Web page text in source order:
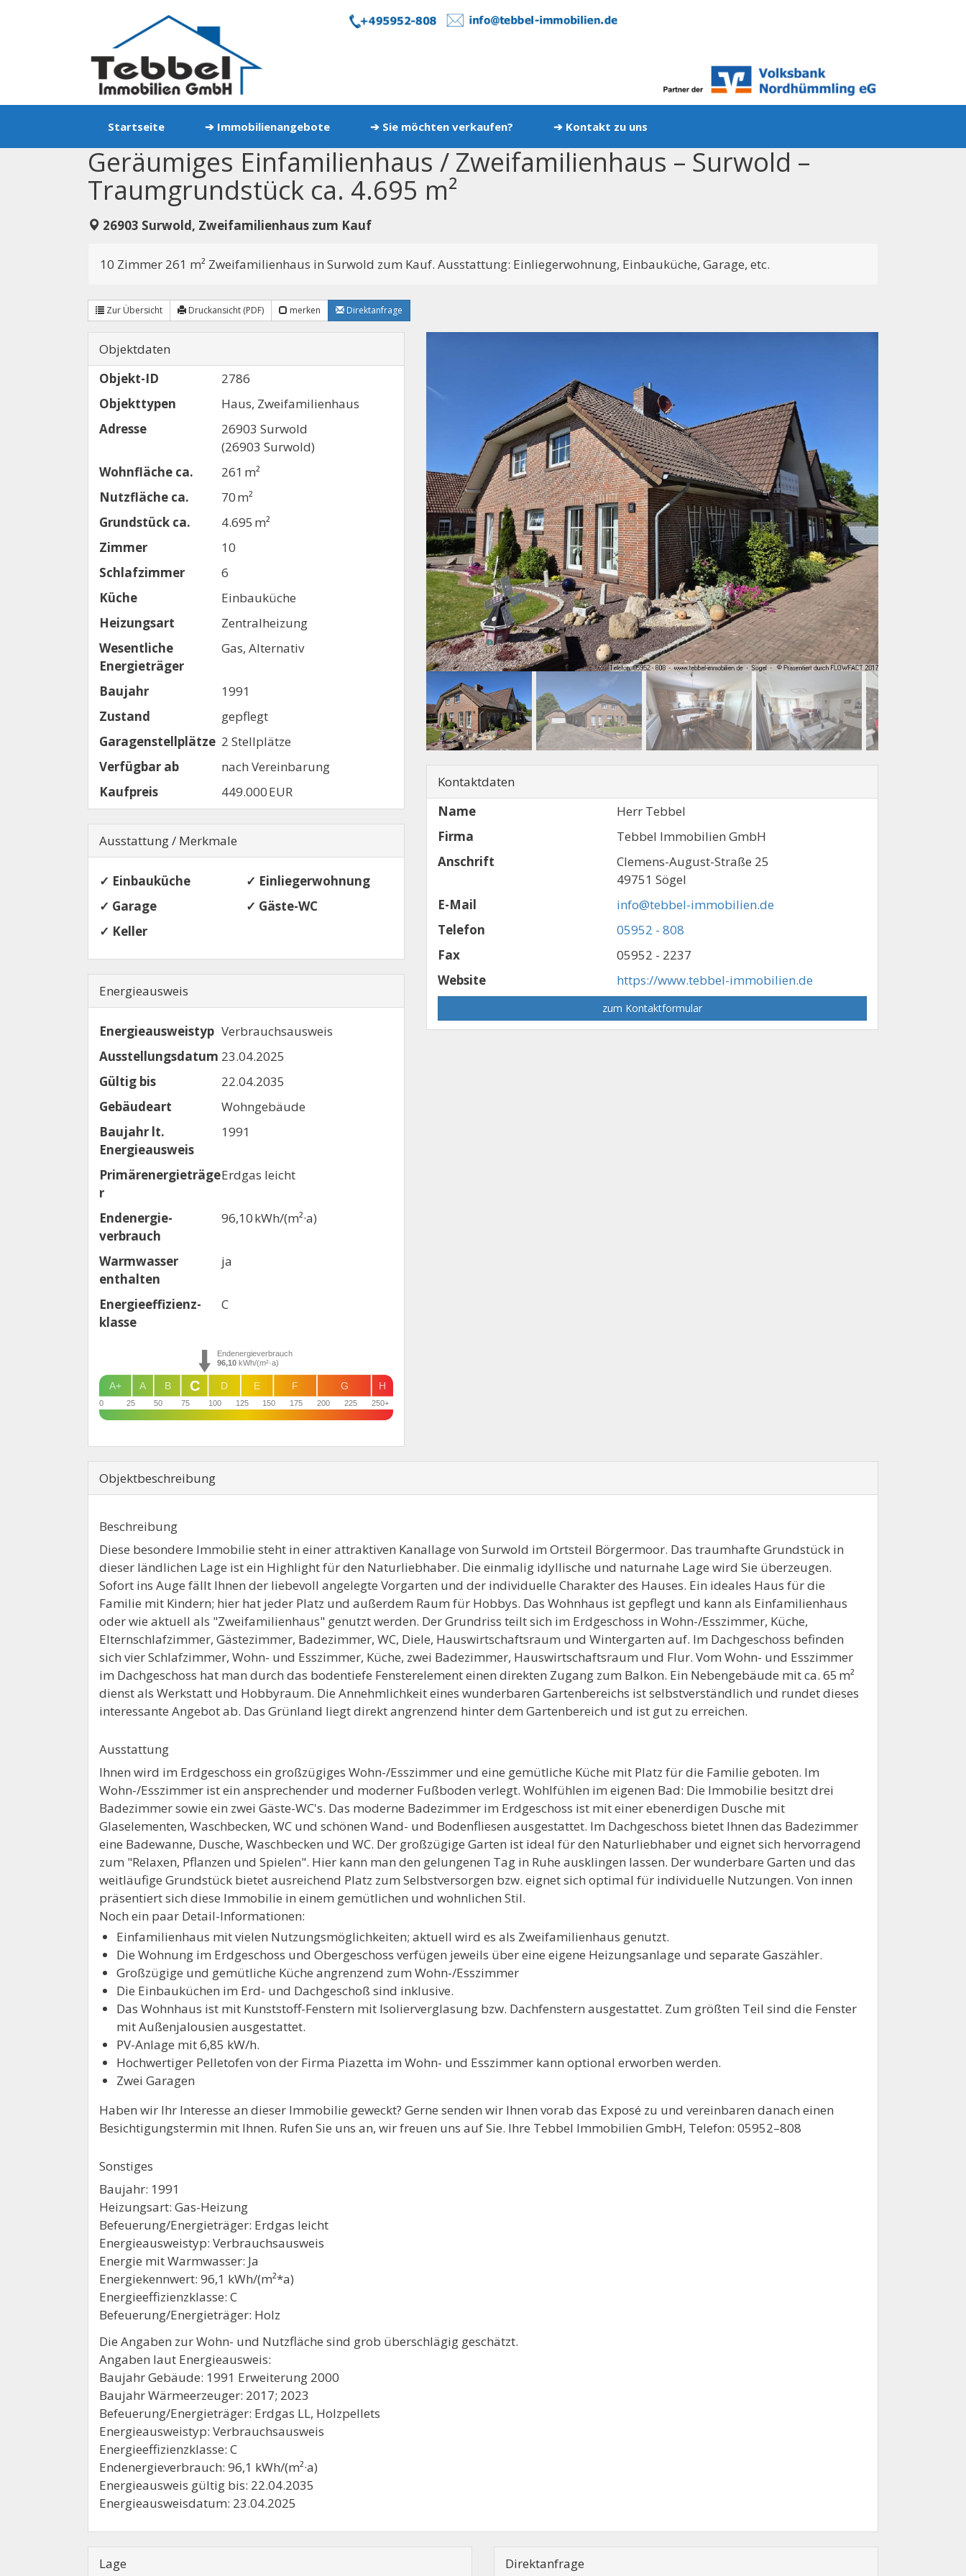
Startseite ➔ Immobilienangebote ➔ Sie möchten verkaufen? ➔ Kontakt zu uns
Geräumiges Einfamilienhaus / Zweifamilienhaus – Surwold –
Traumgrundstück ca. 4.695 m²
26903 Surwold, Zweifamilienhaus zum Kauf
10 Zimmer 261 m² Zweifamilienhaus in Surwold zum Kauf. Ausstattung: Einliegerwohnung, Einbauküche, Garage, etc.
Zur Übersicht Druckansicht (PDF) merken Direktanfrage
Kontaktdaten
Name
Herr Tebbel
Firma
Tebbel Immobilien GmbH
Anschrift
Clemens-August-Straße 25
49751 Sögel
E-Mail
info@tebbel-immobilien.de
Telefon
05952 - 808
Fax
05952 - 2237
Website
https://www.tebbel-immobilien.de
zum Kontaktformular
Objektdaten
Objekt-ID
2786
Objekttypen
Haus, Zweifamilienhaus
Adresse
26903 Surwold
(26903 Surwold)
Wohnfläche ca.
261 m²
Nutzfläche ca.
70 m²
Grund­stück ca.
4.695 m²
Zimmer
10
Schlafzimmer
6
Küche
Einbauküche
Heizungsart
Zentralheizung
Wesentliche
Energieträger
Gas, Alternativ
Baujahr
1991
Zustand
gepflegt
Garagen­stellplätze 2 Stellplätze
Verfügbar ab
nach Vereinbarung
Kaufpreis
449.000 EUR
Ausstattung / Merkmale
✓ Einbauküche
✓ Einliegerwohnung
✓ Garage
✓ Gäste-WC
✓ Keller
Energieausweis
Energieausweistyp Verbrauchs­ausweis
Ausstellungsdatum 23.04.2025
Gültig bis
22.04.2035
Gebäudeart
Wohngebäude
Baujahr lt.
Energieausweis
1991
Primärenergieträge
r
Erdgas leicht
Endenergie­
verbrauch
96,10 kWh/(m²·a)
Warmwasser
enthalten
ja
Energie­effizienz­
klasse
C
0 25 50 75 100 125 150 175 200 225 250+
H
G
F
E
D
B
A
A+ C
Endenergieverbrauch
96,10kWh/(m²·a)
Objekt­beschreibung
Beschreibung
Diese besondere Immobilie steht in einer attraktiven Kanallage von Surwold im Ortsteil Börgermoor. Das traumhafte Grundstück in
dieser ländlichen Lage ist ein Highlight für den Naturliebhaber. Die einmalig idyllische und naturnahe Lage wird Sie überzeugen.
Sofort ins Auge fällt Ihnen der liebevoll angelegte Vorgarten und der individuelle Charakter des Hauses. Ein ideales Haus für die
Familie mit Kindern; hier hat jeder Platz und außerdem Raum für Hobbys. Das Wohnhaus ist gepflegt und kann als Einfamilienhaus
oder wie aktuell als "Zweifamilienhaus" genutzt werden. Der Grundriss teilt sich im Erdgeschoss in Wohn-/Esszimmer, Küche,
Elternschlafzimmer, Gästezimmer, Badezimmer, WC, Diele, Hauswirtschaftsraum und Wintergarten auf. Im Dachgeschoss befinden
sich vier Schlafzimmer, Wohn- und Esszimmer, Küche, zwei Badezimmer, Hauswirtschaftsraum und Flur. Vom Wohn- und Esszimmer
im Dachgeschoss hat man durch das bodentiefe Fensterelement einen direkten Zugang zum Balkon. Ein Nebengebäude mit ca. 65 m²
dienst als Werkstatt und Hobbyraum. Die Annehmlichkeit eines wunderbaren Gartenbereichs ist selbstverständlich und rundet dieses
interessante Angebot ab. Das Grünland liegt direkt angrenzend hinter dem Gartenbereich und ist gut zu erreichen.
Ausstattung
Ihnen wird im Erdgeschoss ein großzügiges Wohn-/Esszimmer und eine gemütliche Küche mit Platz für die Familie geboten. Im
Wohn-/Esszimmer ist ein ansprechender und moderner Fußboden verlegt. Wohlfühlen im eigenen Bad: Die Immobilie besitzt drei
Badezimmer sowie ein zwei Gäste-WC's. Das moderne Badezimmer im Erdgeschoss ist mit einer ebenerdigen Dusche mit
Glaselementen, Waschbecken, WC und schönen Wand- und Bodenfliesen ausgestattet. Im Dachgeschoss bietet Ihnen das Badezimmer
eine Badewanne, Dusche, Waschbecken und WC. Der großzügige Garten ist ideal für den Naturliebhaber und eignet sich hervorragend
zum "Relaxen, Pflanzen und Spielen". Hier kann man den gelungenen Tag in Ruhe ausklingen lassen. Der wunderbare Garten und das
weitläufige Grundstück bietet ausreichend Platz zum Selbstversorgen bzw. eignet sich optimal für individuelle Nutzungen. Von innen
präsentiert sich diese Immobilie in einem gemütlichen und wohnlichen Stil.
Noch ein paar Detail-Informationen:
Einfamilienhaus mit vielen Nutzungsmöglichkeiten; aktuell wird es als Zweifamilienhaus genutzt.
Die Wohnung im Erdgeschoss und Obergeschoss verfügen jeweils über eine eigene Heizungsanlage und separate Gaszähler.
Großzügige und gemütliche Küche angrenzend zum Wohn-/Esszimmer
Die Einbauküchen im Erd- und Dachgeschoß sind inklusive.
Das Wohnhaus ist mit Kunststoff-Fenstern mit Isolierverglasung bzw. Dachfenstern ausgestattet. Zum größten Teil sind die Fenster
mit Außenjalousien ausgestattet.
PV-Anlage mit 6,85 kW/h.
Hochwertiger Pelletofen von der Firma Piazetta im Wohn- und Esszimmer kann optional erworben werden.
Zwei Garagen
Haben wir Ihr Interesse an dieser Immobilie geweckt? Gerne senden wir Ihnen vorab das Exposé zu und vereinbaren danach einen
Besichtigungstermin mit Ihnen. Rufen Sie uns an, wir freuen uns auf Sie. Ihre Tebbel Immobilien GmbH, Telefon: 05952–808
Sonstiges
Baujahr: 1991
Heizungsart: Gas-Heizung
Befeuerung/Energieträger: Erdgas leicht
Energieausweistyp: Verbrauchsausweis
Energie mit Warmwasser: Ja
Energiekennwert: 96,1 kWh/(m²*a)
Energieeffizienzklasse: C
Befeuerung/Energieträger: Holz
Die Angaben zur Wohn- und Nutzfläche sind grob überschlägig geschätzt.
Angaben laut Energieausweis:
Baujahr Gebäude: 1991 Erweiterung 2000
Baujahr Wärmeerzeuger: 2017; 2023
Befeuerung/Energieträger: Erdgas LL, Holzpellets
Energieausweistyp: Verbrauchsausweis
Energieeffizienzklasse: C
Endenergieverbrauch: 96,1 kWh/(m²·a)
Energieausweis gültig bis: 22.04.2035
Energieausweisdatum: 23.04.2025
Lage Direktanfrage